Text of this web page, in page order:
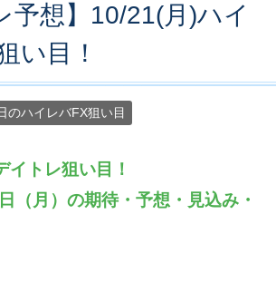
予想】10/21(月)ハイ
い目！
のハイレバFX狙い目
イトレ狙い目！
（月）の期待・予想・見込み・